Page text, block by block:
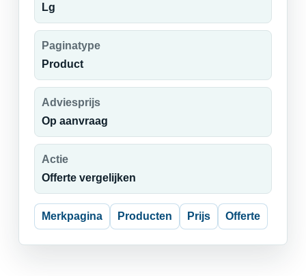
Lg
Paginatype
Product
Adviesprijs
Op aanvraag
Actie
Offerte vergelijken
Merkpagina Producten Prijs Offerte